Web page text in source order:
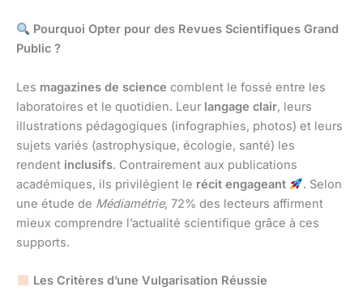
Pourquoi Opter pour des Revues Scientifiques Grand
Public ?
Les magazines de science comblent le fossé entre les
laboratoires et le quotidien. Leur langage clair, leurs
illustrations pédagogiques (infographies, photos) et leurs
sujets variés (astrophysique, écologie, santé) les
rendent inclusifs. Contrairement aux publications
académiques, ils privilégient le récit engageant
. Selon
une étude de Médiamétrie, 72% des lecteurs affirment
mieux comprendre l’actualité scientifique grâce à ces
supports.
Les Critères d’une Vulgarisation Réussie